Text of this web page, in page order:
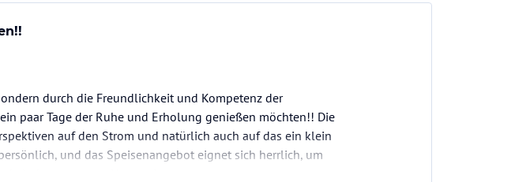
durch die Freundlichkeit und Kompetenz der
paar Tage der Ruhe und Erholung genießen möchten!! Die
auf den Strom und natürlich auch auf das ein klein
und das Speisenangebot eignet sich herrlich, um